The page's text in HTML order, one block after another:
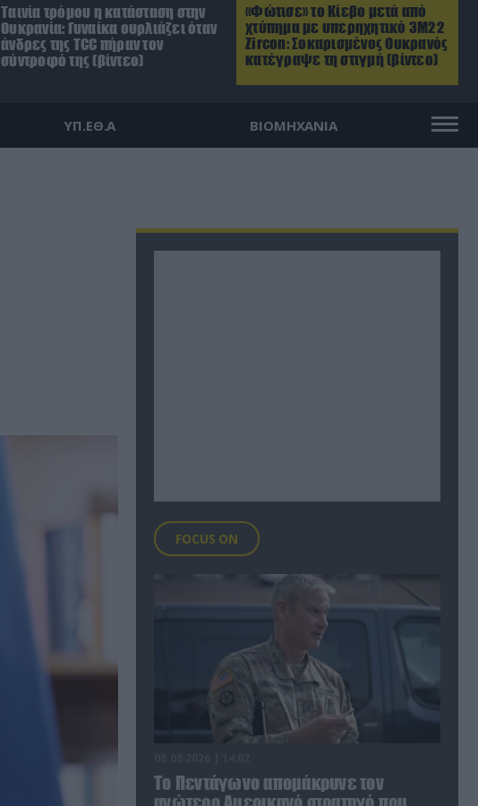
«Φώτισε» το Κίεβο μετά από
χτύπημα με υπερηχητικό 3M22
Zircon: Σοκαρισμένος Ουκρανός
κατέγραψε τη στιγμή (βίντεο)
Ταινία τρόμου η κατάσταση στην
Ουκρανία: Γυναίκα ουρλιάζει όταν
άνδρες της TCC πήραν τον
σύντροφό της (βίντεο)
ΥΠ.ΕΘ.Α ΒΙΟΜΗΧΑΝΙΑ
FOCUS ON
Το Πεντάγωνο απομάκρυνε τον